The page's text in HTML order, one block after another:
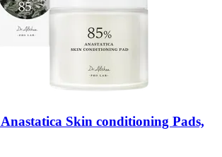
Anastatica Skin conditioning Pads,